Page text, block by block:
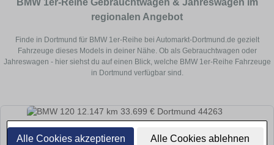
Alle Cookies akzeptieren Alle Cookies ablehnen
regionalen Angebot
Finde in Dortmund für BMW 1er-Reihe bei Automarkt-Dortmund.de gezielt
Fahrzeuge dieses Models in deiner Nähe. Ob als Gebrauchtwagen oder
Jahreswagen - hier siehst du auf einen Blick, welche BMW 1er-Reihe Fahrzeuge
in Dortmund verfügbar sind.